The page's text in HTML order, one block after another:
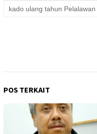
kado ulang tahun Pelalawan
POS TERKAIT